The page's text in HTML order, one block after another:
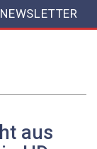
aus